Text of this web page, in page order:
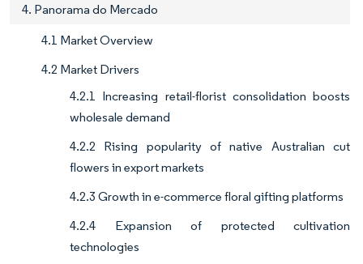
4. Panorama do Mercado
4.1 Market Overview
4.2 Market Drivers
4.2.1 Increasing retail-florist consolidation boosts
wholesale demand
4.2.2 Rising popularity of native Australian cut
flowers in export markets
4.2.3 Growth in e-commerce floral gifting platforms
4.2.4 Expansion of protected cultivation
technologies